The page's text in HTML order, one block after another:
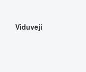
Viduvēji